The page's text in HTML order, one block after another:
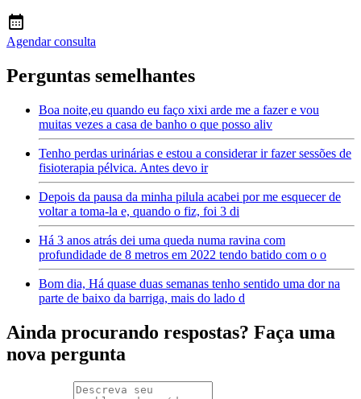
Agendar consulta
Perguntas semelhantes
Boa noite,eu quando eu faço xixi arde me a fazer e vou
muitas vezes a casa de banho o que posso aliv
Tenho perdas urinárias e estou a considerar ir fazer sessões de
fisioterapia pélvica. Antes devo ir
Depois da pausa da minha pilula acabei por me esquecer de
voltar a toma-la e, quando o fiz, foi 3 di
Há 3 anos atrás dei uma queda numa ravina com
profundidade de 8 metros em 2022 tendo batido com o o
Bom dia, Há quase duas semanas tenho sentido uma dor na
parte de baixo da barriga, mais do lado d
Ainda procurando respostas? Faça uma
nova pergunta